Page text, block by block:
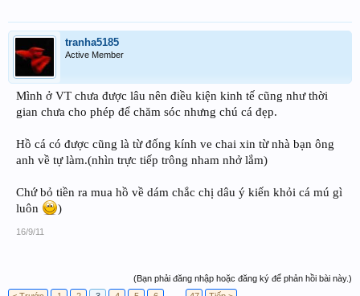
tranha5185
Active Member
Mình ở VT chưa được lâu nên điều kiện kinh tế cũng như thời
gian chưa cho phép để chăm sóc nhưng chú cá đẹp.
Hồ cá có được cũng là từ đống kính ve chai xin từ nhà bạn ông
anh về tự làm.(nhìn trực tiếp trông nham nhở lắm)
Chứ bỏ tiền ra mua hồ về dám chắc chị dâu ý kiến khỏi cá mú gì
luôn
)
16/9/11
(Bạn phải đăng nhập hoặc đăng ký để phản hồi bài này.)